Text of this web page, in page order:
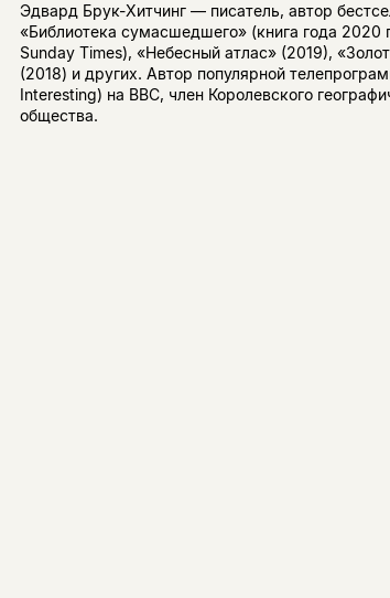
Эдвард Брук-Хитчинг — писатель, автор
«Библиотека сумасшедшего» (книга года 2020
Sunday Times), «Небесный атлас» (2019),
(2018) и других. Автор популярной
Interesting) на BBC, член Королевского
общества.